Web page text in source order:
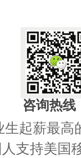
咨询热线
起薪最高
支持美国